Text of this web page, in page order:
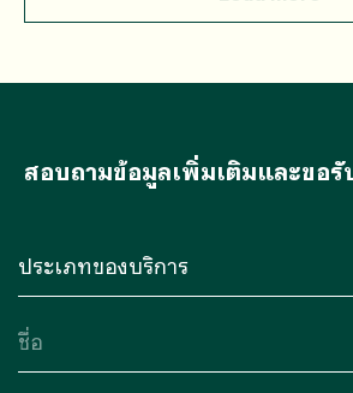
สอบถามข้อมูลเพิ่มเติมและขอรั